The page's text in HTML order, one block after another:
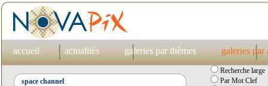
accueil actualités galeries par thèmes galeries par
Recherche large
Par Mot Clef